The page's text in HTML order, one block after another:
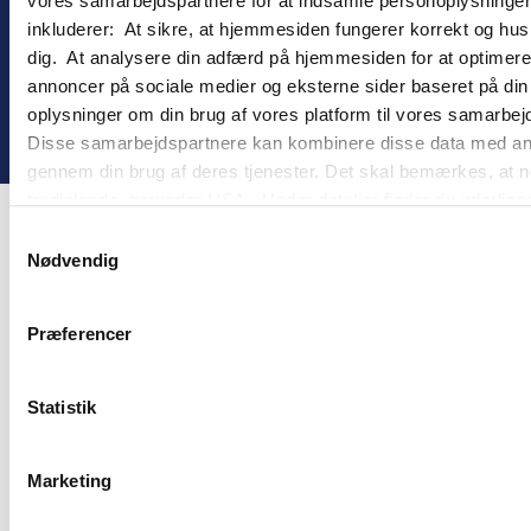
inkluderer: At sikre, at hjemmesiden fungerer korrekt og
dig. At analysere din adfærd på hjemmesiden for at
annoncer på sociale medier og eksterne sider baseret på
oplysninger om din brug af vores platform til vores
Disse samarbejdspartnere kan kombinere disse data med
gennem din brug af deres tjenester. Det skal bemærkes, at
cookie opbevares. Du bestemmer selv, hvilke formål vores
behandling af personoplysninger i
Nødvendig
Præferencer
Statistik
Marketing
! ©2026 Gomember